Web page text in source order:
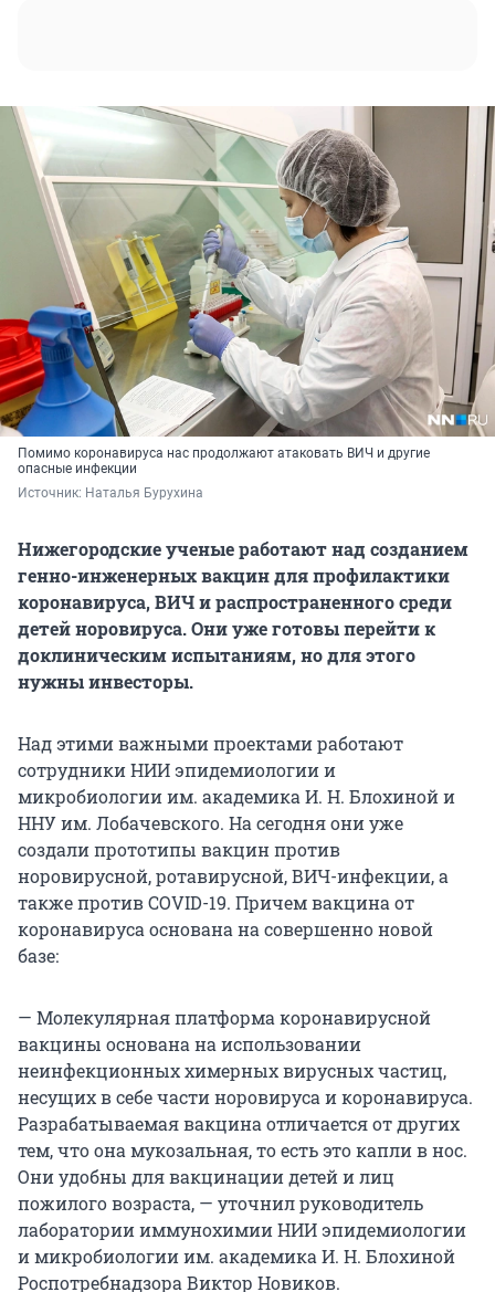
Помимо коронавируса нас продолжают атаковать ВИЧ и другие
опасные инфекции
Источник: Наталья Бурухина
Нижегородские ученые работают над созданием
генно-инженерных вакцин для профилактики
коронавируса, ВИЧ и распространенного среди
детей норовируса. Они уже готовы перейти к
доклиническим испытаниям, но для этого
нужны инвесторы.
Над этими важными проектами работают
сотрудники НИИ эпидемиологии и
микробиологии им. академика И. Н. Блохиной и
ННУ им. Лобачевского. На сегодня они уже
создали прототипы вакцин против
норовирусной, ротавирусной, ВИЧ-инфекции, а
также против COVID-19. Причем вакцина от
коронавируса основана на совершенно новой
базе:
— Молекулярная платформа коронавирусной
вакцины основана на использовании
неинфекционных химерных вирусных частиц,
несущих в себе части норовируса и коронавируса.
Разрабатываемая вакцина отличается от других
тем, что она мукозальная, то есть это капли в нос.
Они удобны для вакцинации детей и лиц
пожилого возраста, — уточнил руководитель
лаборатории иммунохимии НИИ эпидемиологии
и микробиологии им. академика И. Н. Блохиной
Роспотребнадзора Виктор Новиков.